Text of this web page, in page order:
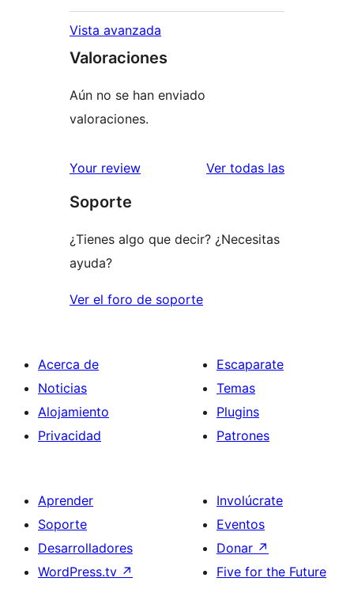
Vista avanzada
Valoraciones
Aún no se han enviado
valoraciones.
Your review Ver todas las
Soporte
¿Tienes algo que decir? ¿Necesitas
ayuda?
Ver el foro de soporte
Acerca de
Noticias
Alojamiento
Privacidad
Escaparate
Temas
Plugins
Patrones
Aprender
Soporte
Desarrolladores
WordPress.tv ↗
Involúcrate
Eventos
Donar ↗
Five for the Future